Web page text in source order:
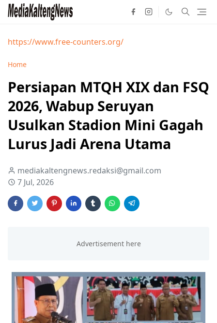
https://www.free-counters.org/
Home
Persiapan MTQH XIX dan FSQ
2026, Wabup Seruyan
Usulkan Stadion Mini Gagah
Lurus Jadi Arena Utama
mediakaltengnews.redaksi@gmail.com
7 Jul, 2026